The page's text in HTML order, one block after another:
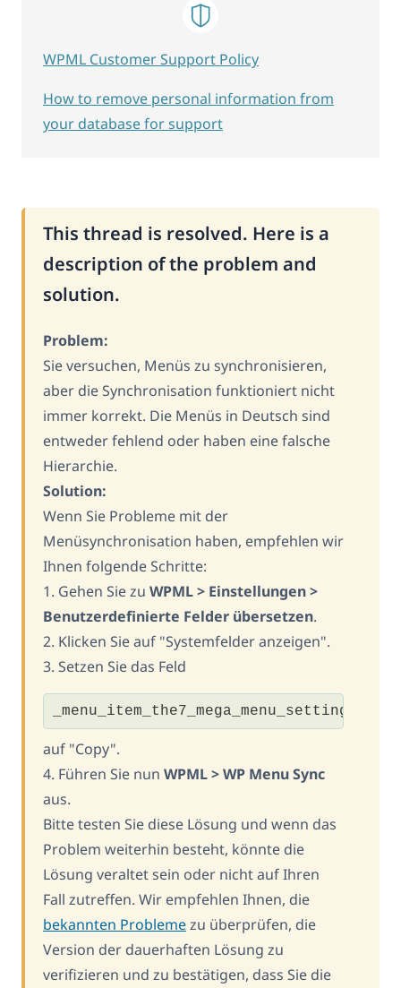
This thread is resolved. Here is a
description of the problem and
solution.
Problem:
Sie versuchen, Menüs zu synchronisieren,
aber die Synchronisation funktioniert nicht
immer korrekt. Die Menüs in Deutsch sind
entweder fehlend oder haben eine falsche
Hierarchie.
Solution:
Wenn Sie Probleme mit der
Menüsynchronisation haben, empfehlen wir
Ihnen folgende Schritte:
1. Gehen Sie zu WPML > Einstellungen >
Benutzerdefinierte Felder übersetzen.
2. Klicken Sie auf "Systemfelder anzeigen".
3. Setzen Sie das Feld
_menu_item_the7_mega_menu_settings
auf "Copy".
4. Führen Sie nun WPML > WP Menu Sync
aus.
Bitte testen Sie diese Lösung und wenn das
Problem weiterhin besteht, könnte die
Lösung veraltet sein oder nicht auf Ihren
Fall zutreffen. Wir empfehlen Ihnen, die
bekannten Problemezu überprüfen, die
Version der dauerhaften Lösung zu
verifizieren und zu bestätigen, dass Sie die
WPML Customer Support Policy
How to remove personal information from
your database for support